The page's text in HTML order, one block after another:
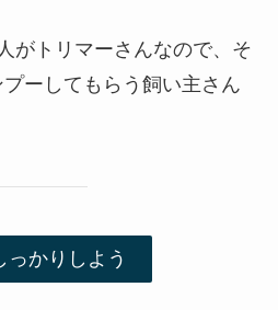
がトリマーさんなので、そ
ーしてもらう飼い主さん
っかりしよう